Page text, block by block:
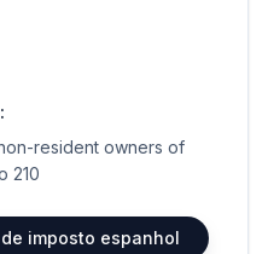
resident owners of
210
imposto espanhol